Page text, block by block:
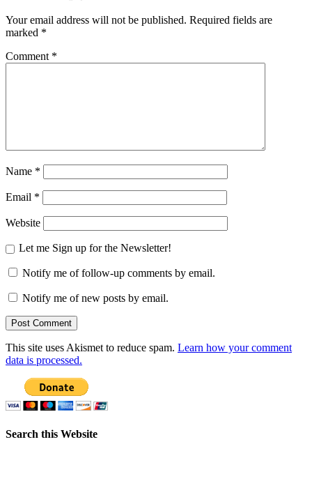
Your email address will not be published. Required fields are
marked *
Comment *
Name *
Email *
Website
Let me Sign up for the Newsletter!
Notify me of follow-up comments by email.
Notify me of new posts by email.
This site uses Akismet to reduce spam. Learn how your comment
data is processed.
Search this Website